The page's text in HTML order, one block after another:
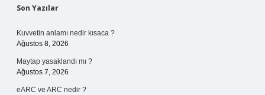
Sidebar
Son Yazılar
Kuvvetin anlamı nedir kısaca ?
Ağustos 8, 2026
Maytap yasaklandı mı ?
Ağustos 7, 2026
eARC ve ARC nedir ?